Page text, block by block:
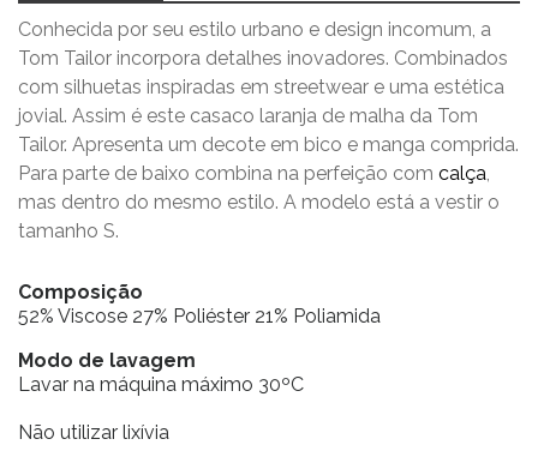
Conhecida por seu estilo urbano e design incomum, a
Tom Tailor incorpora detalhes inovadores. Combinados
com silhuetas inspiradas em streetwear e uma estética
jovial. Assim é este casaco laranja de malha da Tom
Tailor. Apresenta um decote em bico e manga comprida.
Para parte de baixo combina na perfeição com calça,
mas dentro do mesmo estilo. A modelo está a vestir o
tamanho S.
Composição
52% Viscose 27% Poliéster 21% Poliamida
Modo de lavagem
Lavar na máquina máximo 30ºC
Não utilizar lixívia